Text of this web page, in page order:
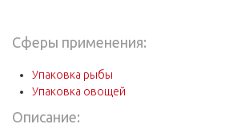
Сферы применения:
Упаковка рыбы
Упаковка овощей
Описание: